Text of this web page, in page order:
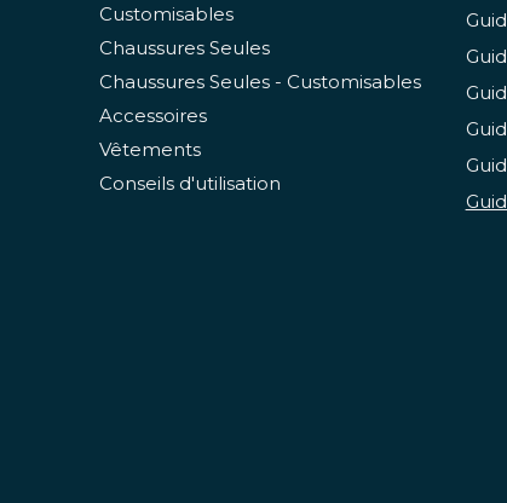
Customisables
Chaussures Seules
Chaussures Seules - Customisables
Accessoires
Vêtements
Conseils d'utilisation